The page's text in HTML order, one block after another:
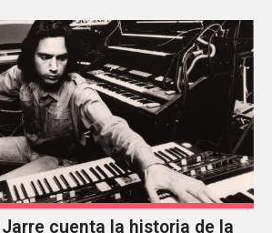
cuenta la historia de la